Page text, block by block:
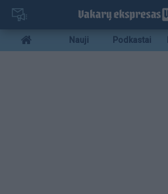
Pereiti
pagrindinį
turinį
Mobile
menu
Nauji Podkastai